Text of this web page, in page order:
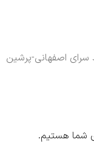
سرای اصفهانی-پرشین